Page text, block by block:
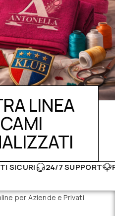
LINEA
24/7 SUPPORT PRODOTTI
per Aziende e Privati